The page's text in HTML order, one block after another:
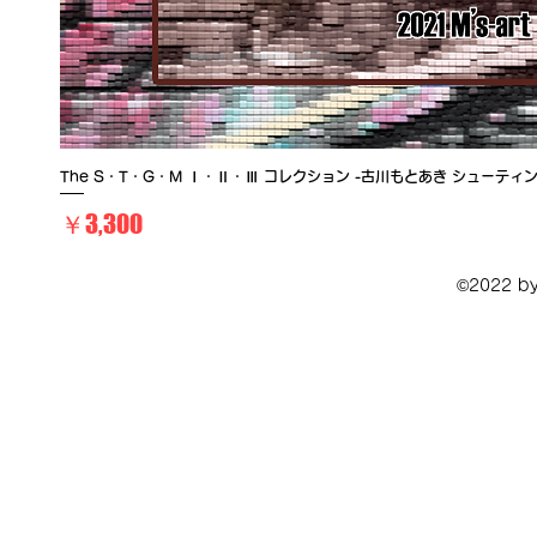
The S・T・G・M Ⅰ・Ⅱ・Ⅲ コレクション -古川もとあき シューティン
価格
￥3,300
©2022